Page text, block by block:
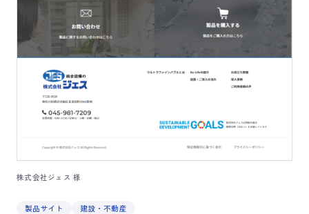
株式会社ジェス 様
製品サイト 建設・不動産